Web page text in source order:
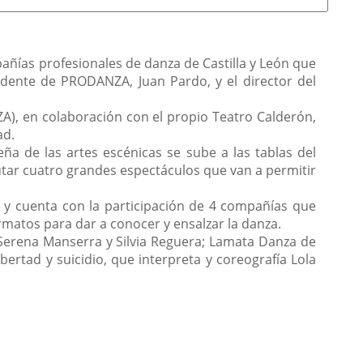
profesionales de danza de Castilla y León que
de PRODANZA, Juan Pardo, y el director del
en colaboración con el propio Teatro Calderón,
de las artes escénicas se sube a las tablas del
cuatro grandes espectáculos que van a permitir
cuenta con la participación de 4 compañías que
para dar a conocer y ensalzar la danza.
Manserra y Silvia Reguera; Lamata Danza de
y suicidio, que interpreta y coreografía Lola